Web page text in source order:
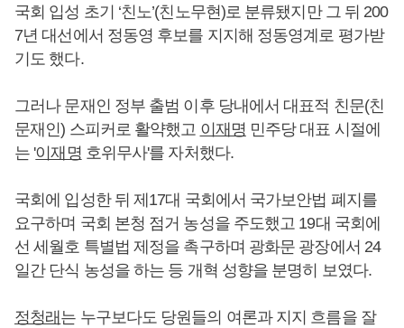
국회 입성 초기 ‘친노’(친노무현)로 분류됐지만 그 뒤 200
7년 대선에서 정동영 후보를 지지해 정동영계로 평가받
기도 했다.
그러나 문재인 정부 출범 이후 당내에서 대표적 친문(친
문재인) 스피커로 활약했고 이재명 민주당 대표 시절에
는 '이재명 호위무사'를 자처했다.
국회에 입성한 뒤 제17대 국회에서 국가보안법 폐지를
요구하며 국회 본청 점거 농성을 주도했고 19대 국회에
선 세월호 특별법 제정을 촉구하며 광화문 광장에서 24
일간 단식 농성을 하는 등 개혁 성향을 분명히 보였다.
정청래 는 누구보다도 당원들의 여론과 지지 흐름을 잘